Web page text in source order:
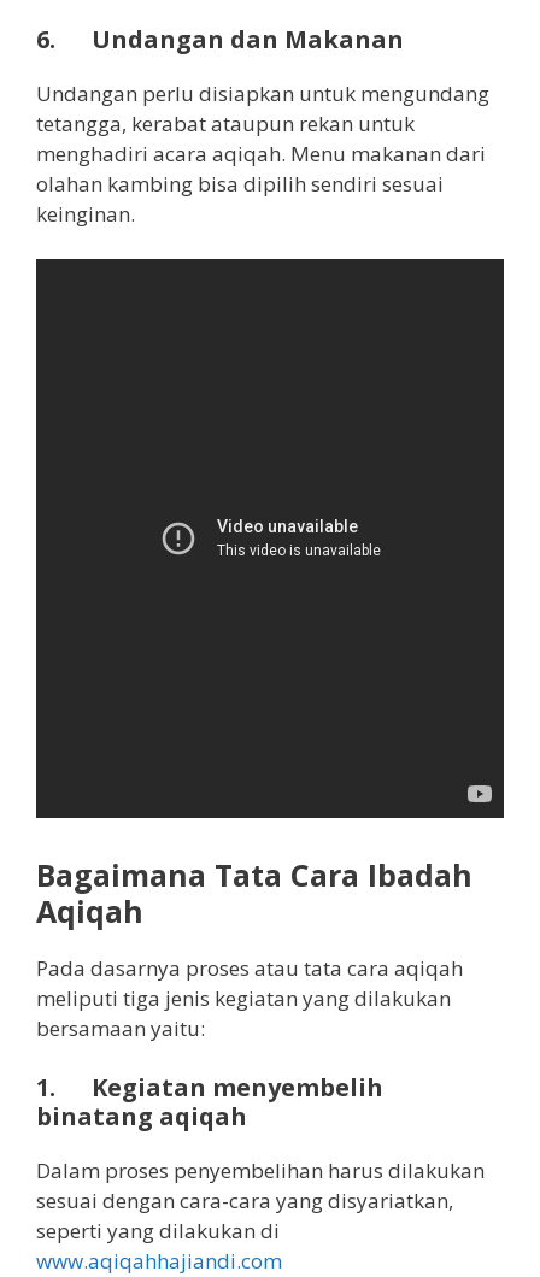
6. Undangan dan Makanan
Undangan perlu disiapkan untuk mengundang
tetangga, kerabat ataupun rekan untuk
menghadiri acara aqiqah. Menu makanan dari
olahan kambing bisa dipilih sendiri sesuai
keinginan.
Bagaimana Tata Cara Ibadah
Aqiqah
Pada dasarnya proses atau tata cara aqiqah
meliputi tiga jenis kegiatan yang dilakukan
bersamaan yaitu:
1. Kegiatan menyembelih
binatang aqiqah
Dalam proses penyembelihan harus dilakukan
sesuai dengan cara-cara yang disyariatkan,
seperti yang dilakukan di
www.aqiqahhajiandi.com